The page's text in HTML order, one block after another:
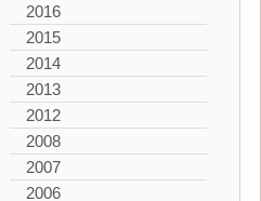
2016
2015
2014
2013
2012
2008
2007
2006